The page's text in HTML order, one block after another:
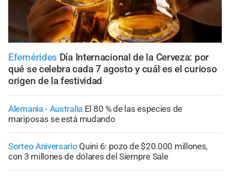
Efemérides Día Internacional de la Cerveza: por
qué se celebra cada 7 agosto y cuál es el curioso
origen de la festividad
Alemania - Australia El 80 % de las especies de
mariposas se está mudando
Sorteo Aniversario Quini 6: pozo de $20.000 millones,
con 3 millones de dólares del Siempre Sale